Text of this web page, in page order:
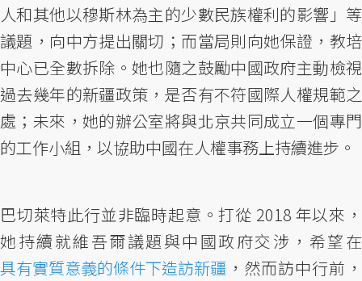
人和其他以穆斯林為主的少數民族權利的影響」等
議題，向中方提出關切；而當局則向她保證，教培
中心已全數拆除。她也隨之鼓勵中國政府主動檢視
過去幾年的新疆政策，是否有不符國際人權規範之
處；未來，她的辦公室將與北京共同成立一個專門
的工作小組，以協助中國在人權事務上持續進步。
巴切萊特此行並非臨時起意。打從 2018 年以來，
她持續就維吾爾議題與中國政府交涉，希望在
具有實質意義的條件下造訪新疆 ，然而訪中行前，